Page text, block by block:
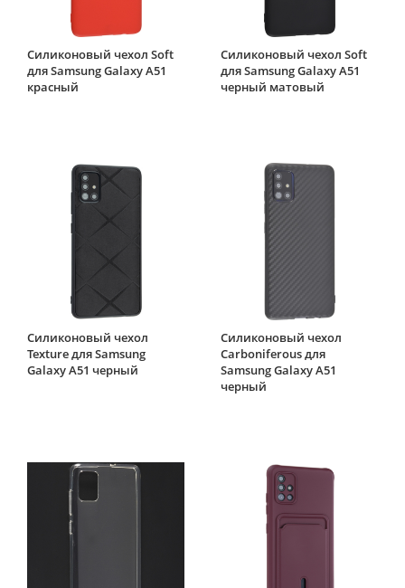
Силиконовый чехол Soft
для Samsung Galaxy A51
красный
Силиконовый чехол Soft
для Samsung Galaxy A51
черный матовый
Силиконовый чехол
Texture для Samsung
Galaxy A51 черный
Силиконовый чехол
Carboniferous для
Samsung Galaxy A51
черный